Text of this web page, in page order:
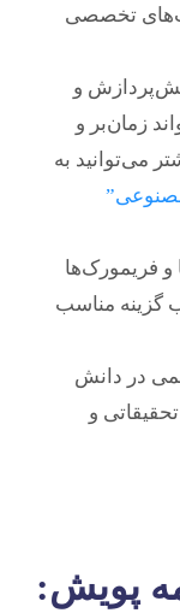
تخصصی
و
زمان‌بر و
می‌توانید به
و فریمورک‌ها
گزینه مناسب
در دانش
و
پویش: